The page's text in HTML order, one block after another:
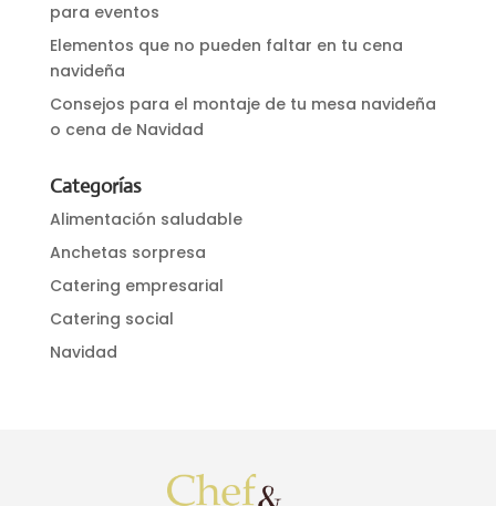
para eventos
Elementos que no pueden faltar en tu cena
navideña
Consejos para el montaje de tu mesa navideña
o cena de Navidad
Categorías
Alimentación saludable
Anchetas sorpresa
Catering empresarial
Catering social
Navidad